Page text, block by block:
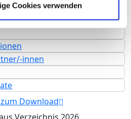
Cookies verwenden
innen
Download